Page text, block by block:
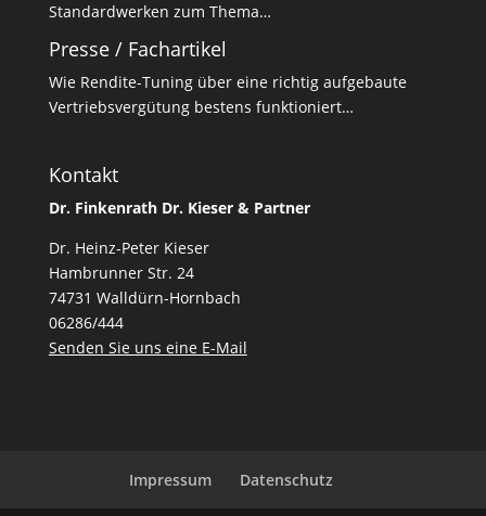
Standardwerken zum Thema…
Presse / Fachartikel
Wie Rendite-Tuning über eine richtig aufgebaute
Vertriebsvergütung bestens funktioniert…
Kontakt
Dr. Finkenrath Dr. Kieser & Partner
Dr. Heinz-Peter Kieser
Hambrunner Str. 24
74731 Walldürn-Hornbach
06286/444
Senden Sie uns eine E-Mail
Impressum Datenschutz